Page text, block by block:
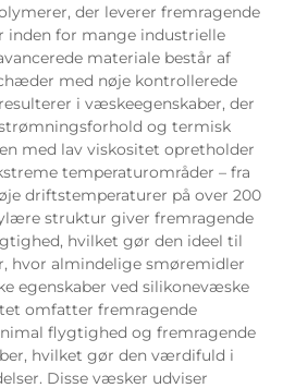
der leverer fremragende
inden for mange industrielle
materiale består af
med nøje kontrollerede
i væskeegenskaber, der
og termisk
med lav viskositet opretholder
temperaturområder – fra
driftstemperaturer på over 200
struktur giver fremragende
hvilket gør den ideel til
hvor almindelige smøremidler
egenskaber ved silikonevæske
omfatter fremragende
flygtighed og fremragende
hvilket gør den værdifuld i
Disse væsker udviser